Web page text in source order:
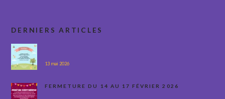
DERNIERS ARTICLES
13 mai 2026
FERMETURE DU 14 AU 17 FÉVRIER 2026